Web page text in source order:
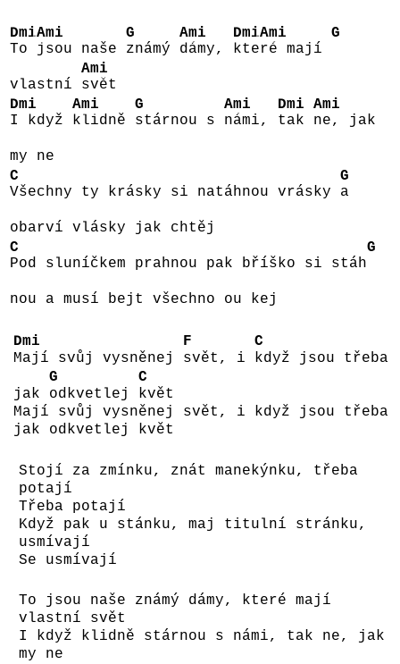
Dmi
To
Ami
jsou naše
G
známý
Ami
dámy,
Dmi
kte
Ami
ré mají
G
vlastní
Ami
svět
Dmi
I když
Ami
klidně
G
stárnou s
Ami
námi,
Dmi
tak
Ami
ne, jak
my ne
C
Všechny ty krásky si natáhnou vrásky
G
a
obarví vlásky jak chtěj
C
Pod sluníčkem prahnou pak bříško si stáh
G
nou a musí bejt všechno ou kej
Dmi
Mají svůj vysněnej
F
svět, i
C
když jsou třeba
jak
G
odkvetlej
C
květ
Mají svůj vysněnej svět, i když jsou třeba
jak odkvetlej květ
Stojí za zmínku, znát manekýnku, třeba
potají
Třeba potají
Když pak u stánku, maj titulní stránku,
usmívají
Se usmívají
To jsou naše známý dámy, které mají
vlastní svět
I když klidně stárnou s námi, tak ne, jak
my ne